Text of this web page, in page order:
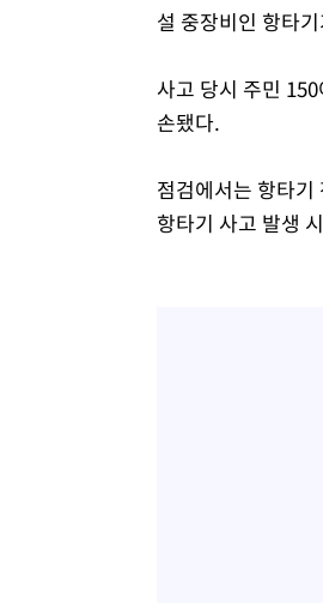
설 중장비인 항타
사고 당시 주민
손됐다.
점검에서는 항타
항타기 사고 발생